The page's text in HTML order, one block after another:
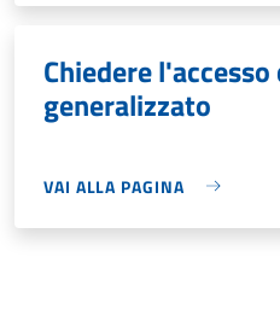
Chiedere
generalizzato
VAI ALLA PAGINA